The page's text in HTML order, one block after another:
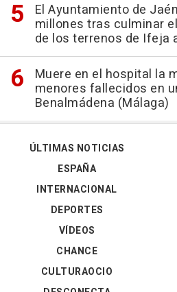
El Ayuntamiento de
millones tras culminar
de los terrenos de Ifeja
Muere en el hospital la
menores fallecidos en
Benalmádena (Málaga)
ÚLTIMAS NOTICIAS
ESPAÑA
INTERNACIONAL
DEPORTES
VÍDEOS
CHANCE
CULTURAOCIO